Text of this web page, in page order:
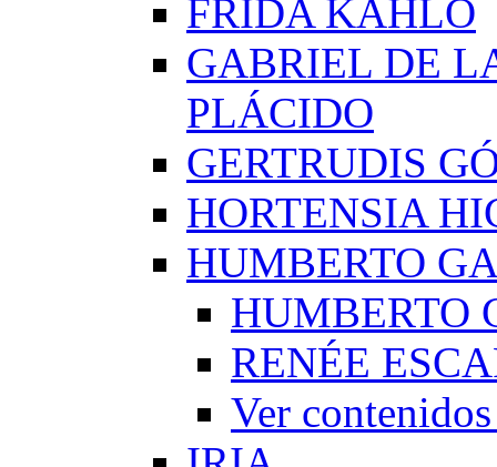
FRIDA KAHLO
GABRIEL DE
PLÁCIDO
GERTRUDIS
HORTENSIA
HUMBERTO
HUMBERTO
RENÉE
Ver